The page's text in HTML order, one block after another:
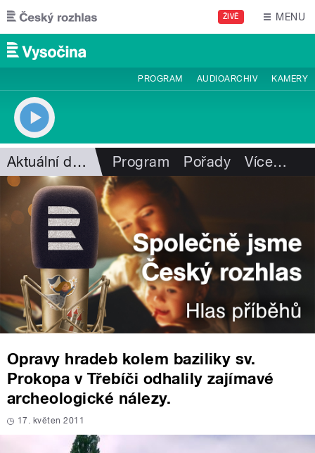
Přejít k hlavnímu obsahu
ŽIVĚ MENU
PROGRAM AUDIOARCHIV KAMERY
Aktuální dění Program Pořady Více…
Opravy hradeb kolem baziliky sv.
Prokopa v Třebíči odhalily zajímavé
archeologické nálezy.
17. květen 2011